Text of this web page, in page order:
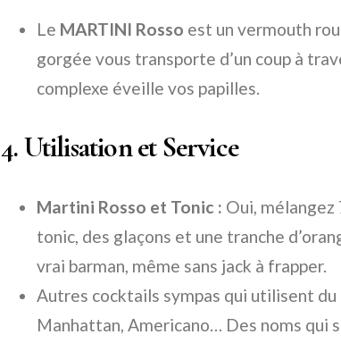
Le MARTINI Rosso est un vermouth
gorgée vous transporte d’un coup à
complexe éveille vos papilles.
4. Utilisation et Service
Martini Rosso et Tonic : Oui,
tonic, des glaçons et une tranche
vrai barman, même sans jack à frapper.
Autres cocktails sympas qui utilisent
Manhattan, Americano… Des noms qui